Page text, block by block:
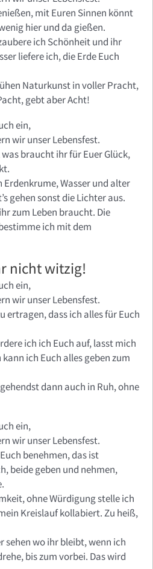
mit Euren Sinnen könnt
hier und da gießen.
ich Schönheit und ihr
liefere ich, die Erde Euch
Naturkunst in voller Pracht,
gebt aber Acht!
ein,
wir unser Lebensfest.
braucht ihr für Euer Glück,
Erdenkrume, Wasser und alter
gehen sonst die Lichter aus.
zum Leben braucht. Die
ich mit dem
nicht witzig!
ein,
wir unser Lebensfest.
ertragen, dass ich alles für Euch
ich ich Euch auf, lasst mich
ich Euch alles geben zum
dann auch in Ruh, ohne
ein,
wir unser Lebensfest.
benehmen, das ist
beide geben und nehmen,
ohne Würdigung stelle ich
Kreislauf kollabiert. Zu heiß,
sehen wo ihr bleibt, wenn ich
bis zum vorbei. Das wird